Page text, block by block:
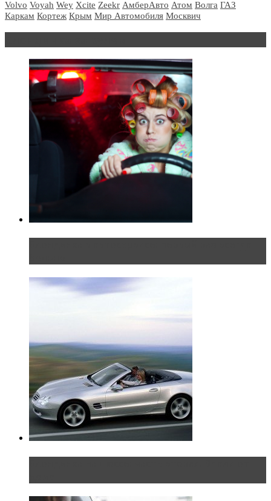
Volvo Voyah Wey Xcite Zeekr АмберАвто Атом Волга ГАЗ
Каркам Кортеж Крым Мир Автомобиля Москвич